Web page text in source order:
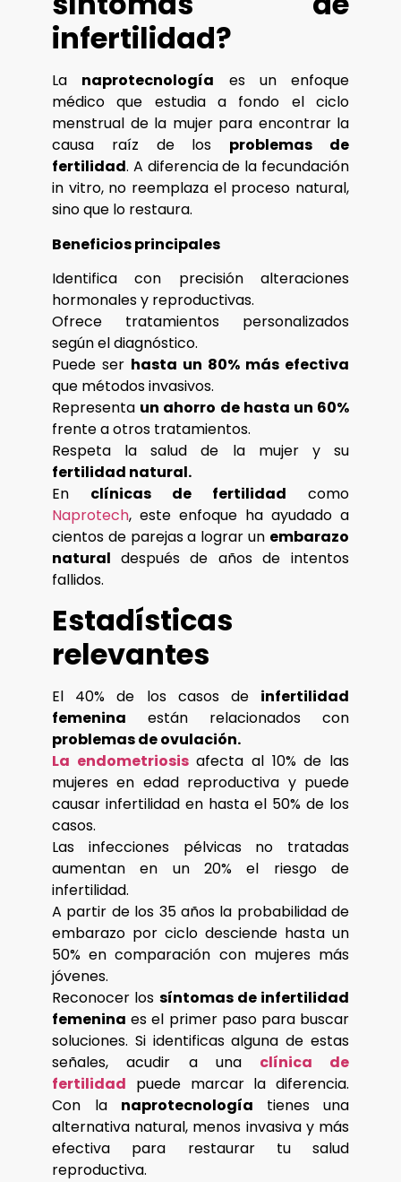
infertilidad?
La naprotecnología es un enfoque
médico que estudia a fondo el ciclo
menstrual de la mujer para encontrar la
causa raíz de los problemas de
fertilidad. A diferencia de la fecundación
in vitro, no reemplaza el proceso natural,
sino que lo restaura.
Beneficios principales
Identifica con precisión alteraciones
hormonales y reproductivas.
Ofrece tratamientos personalizados
según el diagnóstico.
Puede ser hasta un 80% más efectiva
que métodos invasivos.
Representa un ahorro de hasta un 60%
frente a otros tratamientos.
Respeta la salud de la mujer y su
fertilidad natural.
En clínicas de fertilidad como
Naprotech, este enfoque ha ayudado a
cientos de parejas a lograr un embarazo
natural después de años de intentos
fallidos.
Estadísticas
relevantes
El 40% de los casos de infertilidad
femenina están relacionados con
problemas de ovulación.
La endometriosisafecta al 10% de las
mujeres en edad reproductiva y puede
causar infertilidad en hasta el 50% de los
casos.
Las infecciones pélvicas no tratadas
aumentan en un 20% el riesgo de
infertilidad.
A partir de los 35 años la probabilidad de
embarazo por ciclo desciende hasta un
50% en comparación con mujeres más
jóvenes.
Reconocer los síntomas de infertilidad
femenina es el primer paso para buscar
soluciones. Si identificas alguna de estas
señales, acudir a una clínica de
fertilidad puede marcar la diferencia.
Con la naprotecnología tienes una
alternativa natural, menos invasiva y más
efectiva para restaurar tu salud
reproductiva.